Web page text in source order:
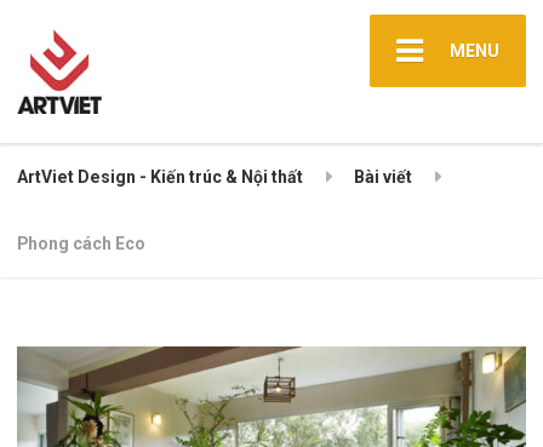
MENU
ArtViet Design - Kiến trúc & Nội thất Bài viết
Phong cách Eco